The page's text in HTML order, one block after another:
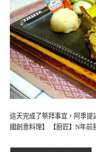
這天完成了祭拜事宜，阿季
國創意料理】 【廚匠】N年前